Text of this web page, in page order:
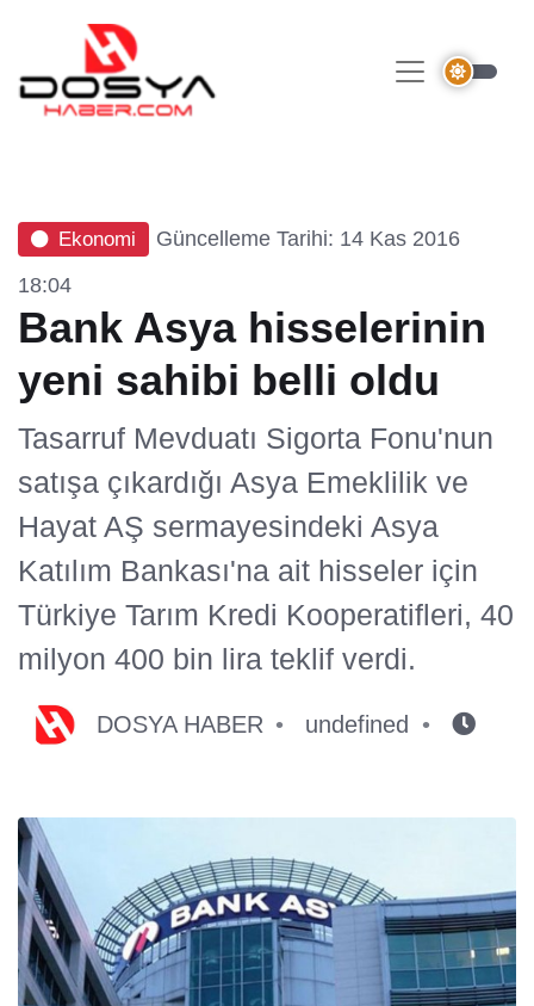
Ekonomi
Güncelleme Tarihi: 14 Kas 2016
18:04
Bank Asya hisselerinin
yeni sahibi belli oldu
Tasarruf Mevduatı Sigorta Fonu'nun
satışa çıkardığı Asya Emeklilik ve
Hayat AŞ sermayesindeki Asya
Katılım Bankası'na ait hisseler için
Türkiye Tarım Kredi Kooperatifleri, 40
milyon 400 bin lira teklif verdi.
DOSYA HABER undefined